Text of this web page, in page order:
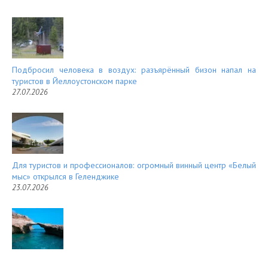
Подбросил человека в воздух: разъярённый бизон напал на
туристов в Йеллоустонском парке
27.07.2026
Для туристов и профессионалов: огромный винный центр «Белый
мыс» открылся в Геленджике
23.07.2026